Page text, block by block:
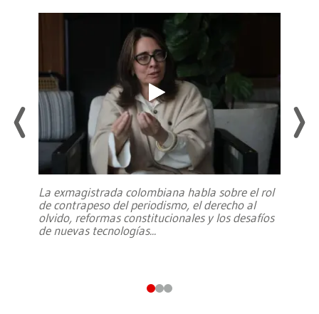
La exmagistrada colombiana habla sobre el rol
de contrapeso del periodismo, el derecho al
olvido, reformas constitucionales y los desafíos
de nuevas tecnologías...